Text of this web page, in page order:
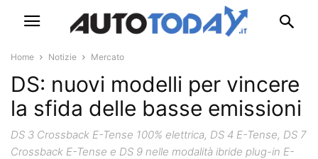
Home Notizie Mercato
DS: nuovi modelli per vincere
la sfida delle basse emissioni
DS 3 Crossback E-Tense 100% elettrica, DS 4 E-Tense, DS 7
Crossback E-Tense e DS 9 nelle modalità ibride plug-in E-